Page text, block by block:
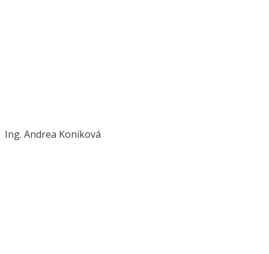
Ing. Andrea Koníková